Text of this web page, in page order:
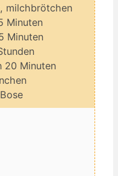
milchbrötchen
Minuten
Minuten
Minuten
Minuten
20 Minuten
Minuten